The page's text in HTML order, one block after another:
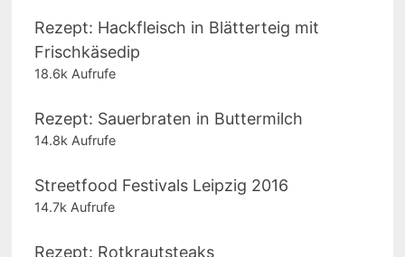
Rezept: Hackfleisch in Blätterteig mit
Frischkäsedip
18.6k Aufrufe
Rezept: Sauerbraten in Buttermilch
14.8k Aufrufe
Streetfood Festivals Leipzig 2016
14.7k Aufrufe
Rezept: Rotkrautsteaks